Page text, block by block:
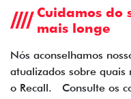
Cuidamos do
mais longe
Nós aconselhamos
atualizados sobre quais
o Recall. Consulte os